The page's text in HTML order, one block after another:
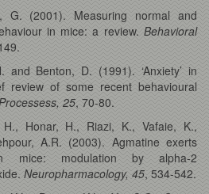
G. (2001). Measuring normal and
in mice: a review. Behavioral
and Benton, D. (1991). ‘Anxiety’ in
review of some recent behavioural
25, 70-80.
Honar, H., Riazi, K., Vafaie, K.,
A.R. (2003). Agmatine exerts
mice: modulation by alpha-2
Neuropharmacology, 45, 534-542.